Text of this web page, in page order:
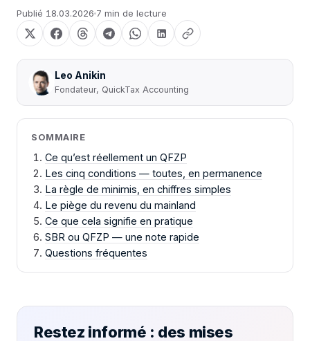
Publié 18.03.2026 7 min de lecture
Leo Anikin
Fondateur, QuickTax Accounting
SOMMAIRE
Ce qu’est réellement un QFZP
Les cinq conditions — toutes, en permanence
La règle de minimis, en chiffres simples
Le piège du revenu du mainland
Ce que cela signifie en pratique
SBR ou QFZP — une note rapide
Questions fréquentes
Restez informé : des mises